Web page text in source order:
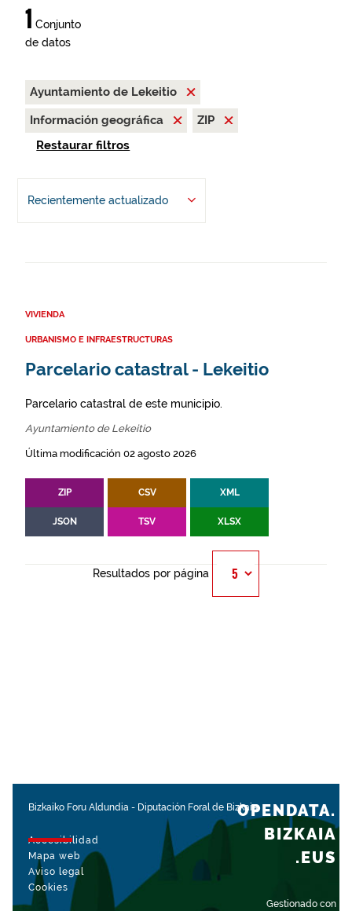
1 Conjunto
de datos
Ayuntamiento de Lekeitio
Información geográfica
ZIP
Restaurar filtros
Recientemente actualizado
VIVIENDA
URBANISMO E INFRAESTRUCTURAS
Parcelario catastral - Lekeitio
Parcelario catastral de este municipio.
Ayuntamiento de Lekeitio
Última modificación 02 agosto 2026
ZIP CSV XML
JSON TSV XLSX
Resultados por página
Bizkaiko Foru Aldundia - Diputación Foral de Bizkaia
Accesibilidad
Mapa web
Aviso legal
Cookies
Gestionado con
OPENDATA.
BIZKAIA
.EUS